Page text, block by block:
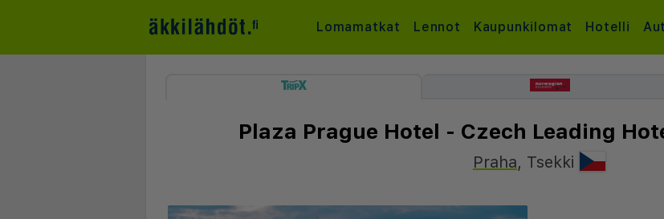
Lomamatkat Lennot Kaupunkilomat Hotelli
Plaza Prague Hotel - Czech Leading
Praha, Tsekki